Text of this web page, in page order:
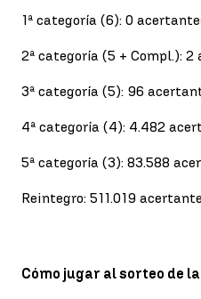
1ª categoría (6): 0
2ª categoría (5 + Compl.):
3ª categoría (5): 96
4ª categoría (4): 4.482
5ª categoría (3): 83.588
Reintegro: 511.019
Cómo jugar al sorteo de